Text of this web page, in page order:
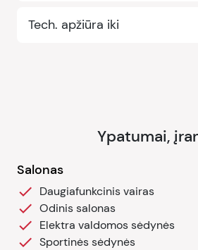
Tech. apžiūra iki
Ypatumai,
Salonas
Daugiafunkcinis vairas
Odinis salonas
Elektra valdomos sėdynės
Sportinės sėdynės